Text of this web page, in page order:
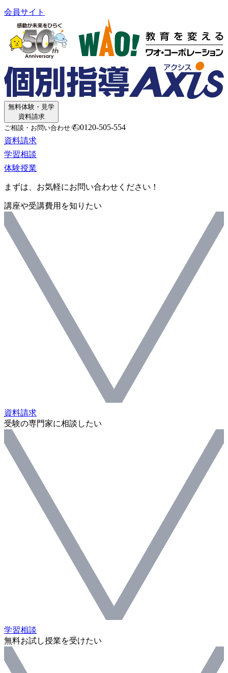
会員サイト
無料体験・見学
資料請求
ご相談・お問い合わせ
0120-505-554
資料請求
学習相談
体験授業
まずは、お気軽にお問い合わせください！
講座や受講費用を知りたい
資料請求
受験の専門家に相談したい
学習相談
無料お試し授業を受けたい